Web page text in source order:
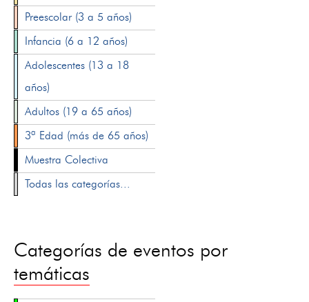
Preescolar (3 a 5 años)
Infancia (6 a 12 años)
Adolescentes (13 a 18
años)
Adultos (19 a 65 años)
3ª Edad (más de 65 años)
Muestra Colectiva
Todas las categorías...
Categorías de eventos por
temáticas